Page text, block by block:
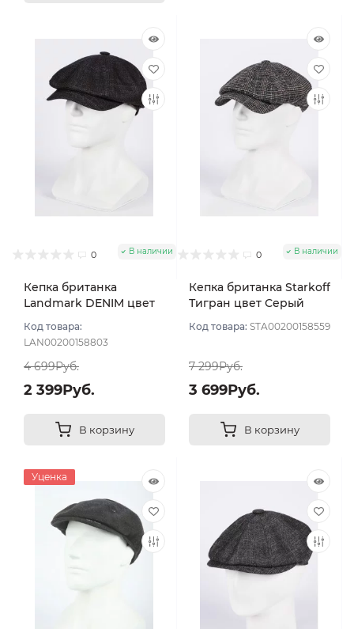
0 В наличии
Кепка британка
Landmark DENIM цвет
Код товара:
LAN00200158803
4 699Руб.
2 399Руб.
В корзину
0 В наличии
Кепка британка Starkoff
Тигран цвет Серый
Код товара: STA00200158559
7 299Руб.
3 699Руб.
В корзину
Уценка